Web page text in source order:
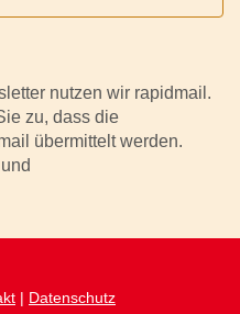
nutzen wir rapidmail.
zu, dass die
übermittelt werden.
und
| Datenschutz